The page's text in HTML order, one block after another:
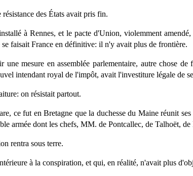
des États avait pris fin.
à Rennes, et le pacte d'Union, violemment
faisait France en définitive: il n'y avait plus de frontière.
une mesure en assemblée parlementaire, autre chose
intendant royal de l'impôt, avait l'investiture légale de
on résistait partout.
ce fut en Bretagne que la duchesse du Maine réunit
armée dont les chefs, MM. de Pontcallec, de Talhoët,
rentra sous terre.
à la conspiration, et qui, en réalité, n'avait plus